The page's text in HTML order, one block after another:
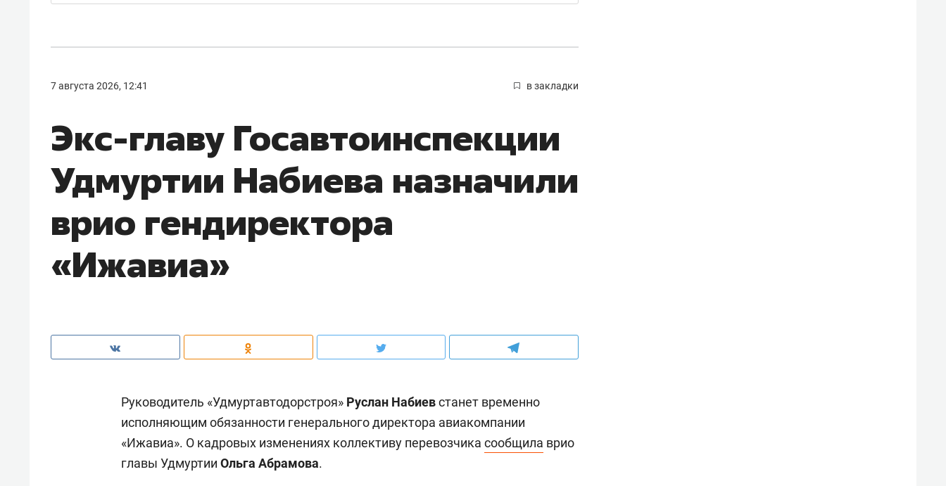
7 августа 2026, 12:41 в закладки
Экс-главу Госавтоинспекции
Удмуртии Набиева назначили
врио гендиректора
«Ижавиа»
Руководитель «Удмуртавтодорстроя» Руслан Набиевстанет временно
исполняющим обязанности генерального директора авиакомпании
«Ижавиа». О кадровых изменениях коллективу перевозчика сообщила врио
главы Удмуртии Ольга Абрамова.